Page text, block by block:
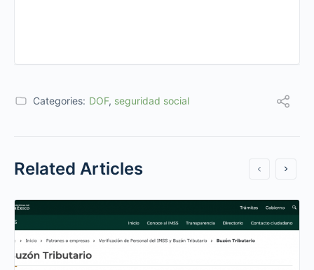
Categories: DOF, seguridad social
Related Articles